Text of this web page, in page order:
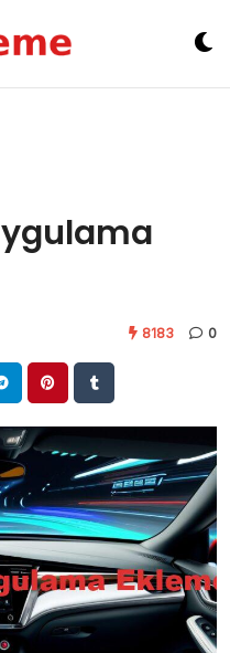
8183 0